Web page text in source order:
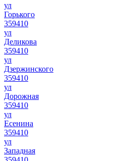
ул
Горького
359410
ул
Деликова
359410
ул
Дзержинского
359410
ул
Дорожная
359410
ул
Есенина
359410
ул
Западная